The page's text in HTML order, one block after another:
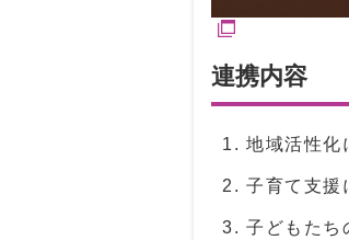
連携内容
地域活性化
子育て支援
子どもたち